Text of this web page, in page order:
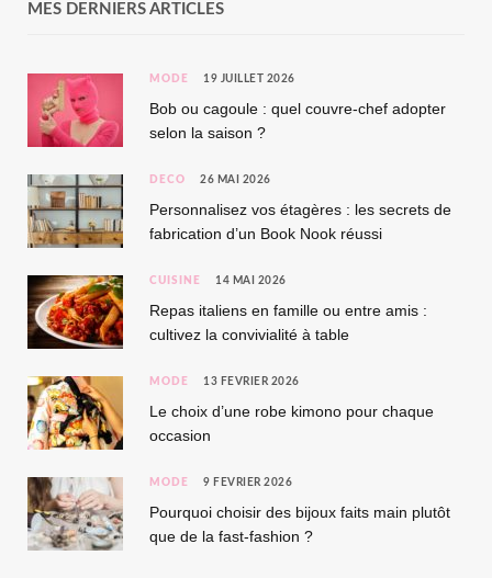
MES DERNIERS ARTICLES
MODE 19 JUILLET 2026
Bob ou cagoule : quel couvre-chef adopter
selon la saison ?
DÉCO 26 MAI 2026
Personnalisez vos étagères : les secrets de
fabrication d’un Book Nook réussi
CUISINE 14 MAI 2026
Repas italiens en famille ou entre amis :
cultivez la convivialité à table
MODE 13 FÉVRIER 2026
Le choix d’une robe kimono pour chaque
occasion
MODE 9 FÉVRIER 2026
Pourquoi choisir des bijoux faits main plutôt
que de la fast-fashion ?